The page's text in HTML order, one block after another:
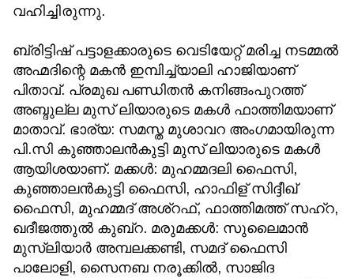
വഹിച്ചിരുന്നു.
ബ്രിട്ടിഷ് പട്ടാളക്കാരുടെ വെടിയേറ്റ് മരിച്ച നടമ്മല്‍
അഹ്മദിന്റെ മകന്‍ ഇമ്പിച്ച്യാലി ഹാജിയാണ്
പിതാവ്. പ്രമുഖ പണ്ഡിതന്‍ കനിങ്ങംപുറത്ത്
അബ്ദുല്ല മുസ് ലിയാരുടെ മകള്‍ ഫാത്തിമയാണ്
മാതാവ്. ഭാര്യ: സമസ്ത മുശാവറ അംഗമായിരുന്ന
പി.സി കുഞ്ഞാലന്‍കുട്ടി മുസ് ലിയാരുടെ മകള്‍
ആയിശയാണ്. മക്കള്‍: മുഹമ്മദലി ഫൈസി,
കുഞ്ഞാലന്‍കുട്ടി ഫൈസി, ഹാഫിള് സിദ്ദീഖ്
ഫൈസി, മുഹമ്മദ് അശ്‌റഫ്, ഫാത്തിമത്ത് സഹ്‌റ,
ഖദീജത്തുല്‍ കുബ്‌റ. മരുമക്കള്‍: സുലൈമാന്‍
മുസ്‌ലിയാര്‍ അമ്പലക്കണ്ടി, സമദ് ഫൈസി
പാലോളി, സൈനബ നരൂക്കില്‍, സാജിദ